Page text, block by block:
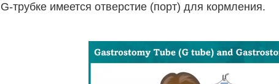
G-трубке имеется отверстие (порт) для кормления.